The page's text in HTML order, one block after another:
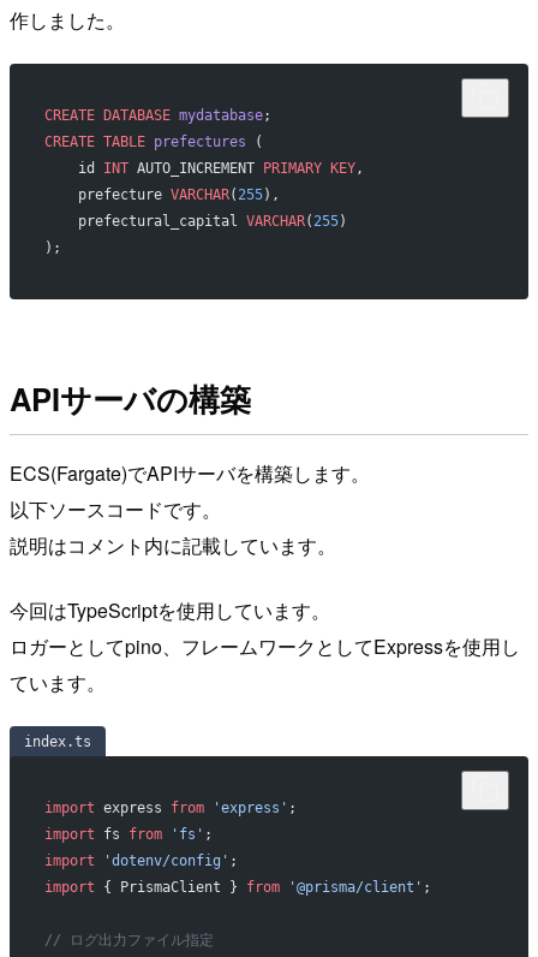
作しました。
CREATE DATABASE mydatabase;
CREATE TABLE prefectures (
    id
INT AUTO_INCREMENT PRIMARY KEY,
    prefecture
VARCHAR( 255),
    prefectural_capital
VARCHAR( 255)
);
APIサーバの構築
ECS(Fargate)でAPIサーバを構築します。
以下ソースコードです。
説明はコメント内に記載しています。
今回はTypeScriptを使用しています。
ロガーとしてpino、フレームワークとしてExpressを使用し
ています。
index.ts
import express from 'express' ;
import fs from 'fs' ;
import 'dotenv/config' ;
import { PrismaClient } from '@prisma/client' ;
// ログ出力ファイル指定